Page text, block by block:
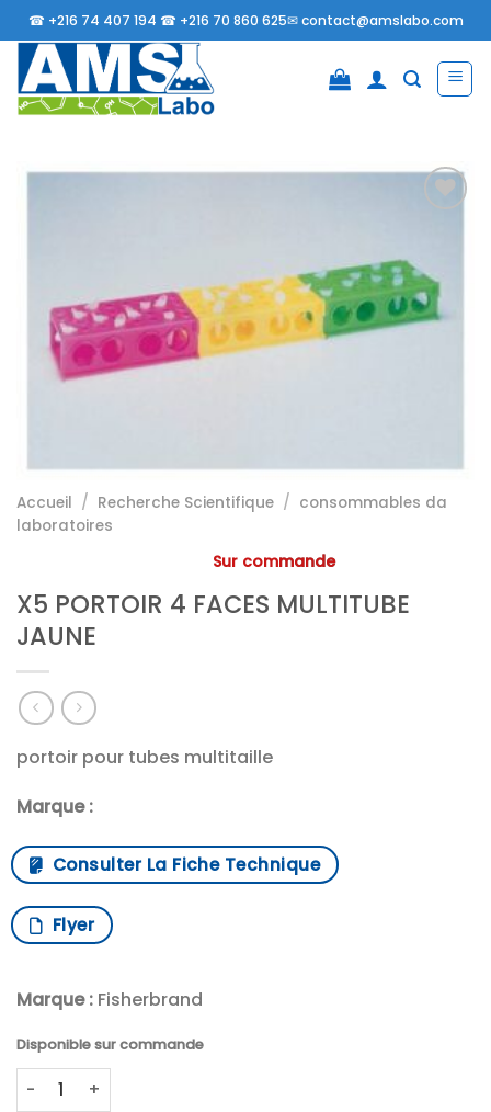
Passer
au
contenu
☎ +216 74 407 194 ☎ +216 70 860 625✉contact@amslabo.com
Ajouter
à la
liste
d’envies
Accueil / Recherche Scientifique / consommables da
laboratoires
Sur commande
X5 PORTOIR 4 FACES MULTITUBE
JAUNE
portoir pour tubes multitaille
Marque :
Consulter La Fiche Technique
Flyer
Marque : Fisherbrand
Disponible sur commande
quantité de X5 PORTOIR 4 FACES MULTITUBE JAUNE